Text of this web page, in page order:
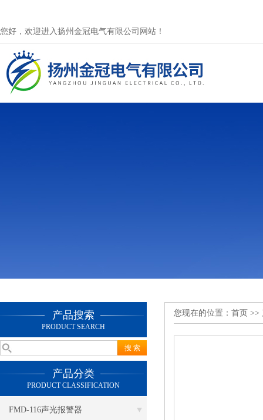
您好，欢迎进入扬州金冠电气有限公司网站！
产品搜索
PRODUCT SEARCH
产品分类
PRODUCT CLASSIFICATION
FMD-116声光报警器
您现在的位置： 首页 >>